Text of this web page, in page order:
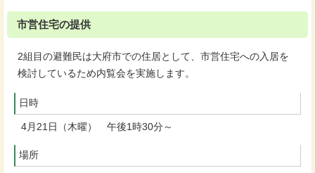
市営住宅の提供
2組目の避難民は大府市での住居として、市営住宅への入居を
検討しているため内覧会を実施します。
日時
4月21日（木曜） 午後1時30分～
場所